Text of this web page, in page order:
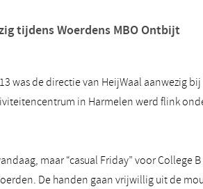
tijdens Woerdens MBO Ontbijt
was de directie van HeijWaal aanwezig
in Harmelen werd flink
maar “casual Friday” voor College
De handen gaan vrijwillig uit de